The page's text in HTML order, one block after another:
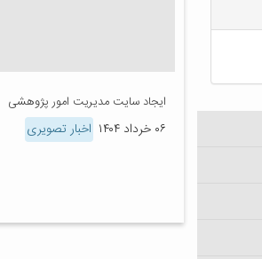
ایجاد سایت مدیریت امور پژوهشی
۰۶ خرداد ۱۴۰۴ اخبار تصویری